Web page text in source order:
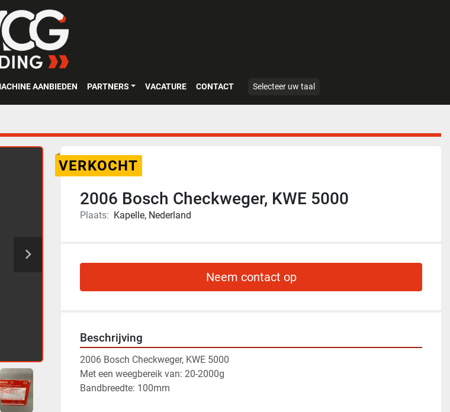
MACHINE AANBIEDEN PARTNERS VACATURE CONTACT Selecteer uw taal
VERKOCHT
2006 Bosch Checkweger, KWE 5000
Plaats: Kapelle, Nederland
Neem contact op
Beschrijving
2006 Bosch Checkweger, KWE 5000
Met een weegbereik van: 20-2000g
Bandbreedte: 100mm